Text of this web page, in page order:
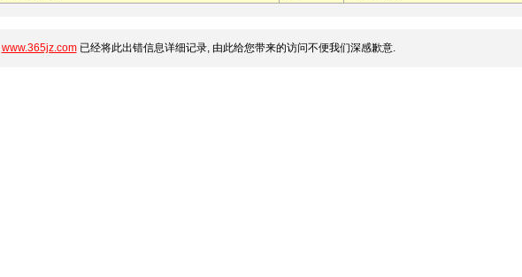
www.365jz.com已经将此出错信息详细记录, 由此给您带来的访问不便我们深感歉意.